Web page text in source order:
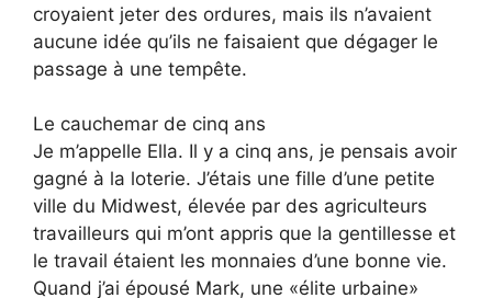
croyaient jeter des ordures, mais ils n’avaient
aucune idée qu’ils ne faisaient que dégager le
passage à une tempête.
Le cauchemar de cinq ans
Je m’appelle Ella. Il y a cinq ans, je pensais avoir
gagné à la loterie. J’étais une fille d’une petite
ville du Midwest, élevée par des agriculteurs
travailleurs qui m’ont appris que la gentillesse et
le travail étaient les monnaies d’une bonne vie.
Quand j’ai épousé Mark, une «élite urbaine»